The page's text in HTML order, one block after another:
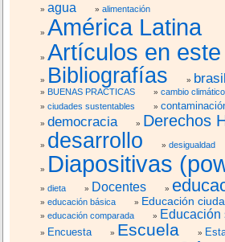
agua alimentación
América Latina
Artículos en
Bibliografías brasil
BUENAS PRACTICAS cambio climático
ciudades sustentables
democracia
Derechos
desarrollo desigualdad
Diapositivas
dieta Docentes
educación básica Educación
educación comparada Educación
Encuesta Escuela